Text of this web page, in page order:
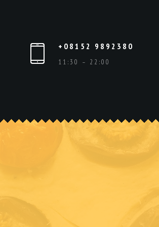
+08152 9892380
11:30 – 22:00